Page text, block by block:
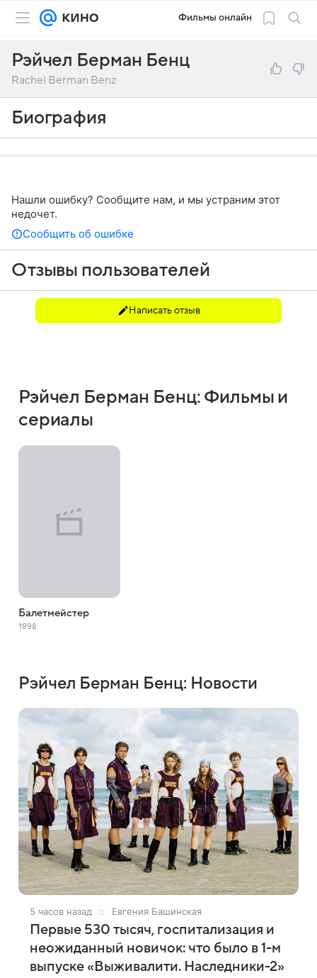
Фильмы онлайн
Рэйчел Берман Бенц
Rachel Berman Benz
Биография
Нашли ошибку? Сообщите нам, и мы устраним этот
недочет.
Сообщить об ошибке
Отзывы пользователей
Написать отзыв
Рэйчел Берман Бенц: Фильмы и
сериалы
Балетмейстер
1998
Рэйчел Берман Бенц: Новости
5 часов назад Евгения Башинская
Первые 530 тысяч, госпитализация и
неожиданный новичок: что было в 1-м
выпуске «Выживалити. Наследники-2»